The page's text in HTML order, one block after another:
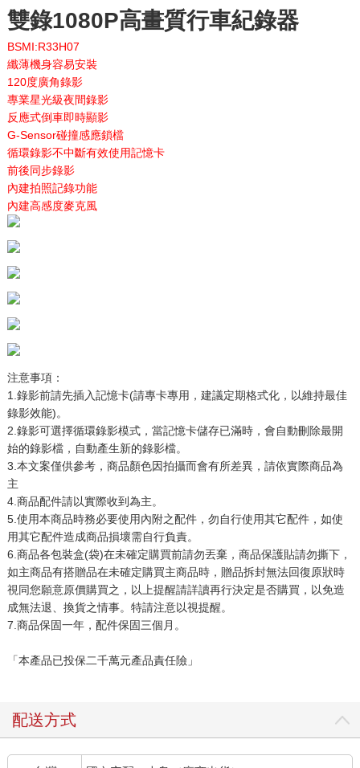
雙錄1080P高畫質行車紀錄器
BSMI:R33H07
纖薄機身容易安裝
120度廣角錄影
專業星光級夜間錄影
反應式倒車即時顯影
G-Sensor碰撞感應鎖檔
循環錄影不中斷有效使用記憶卡
前後同步錄影
內建拍照記錄功能
內建高感度麥克風
注意事項：
1.錄影前請先插入記憶卡(請專卡專用，建議定期格式化，以維持最佳
錄影效能)。
2.錄影可選擇循環錄影模式，當記憶卡儲存已滿時，會自動刪除最開
始的錄影檔，自動產生新的錄影檔。
3.本文案僅供參考，商品顏色因拍攝而會有所差異，請依實際商品為
主
4.商品配件請以實際收到為主。
5.使用本商品時務必要使用內附之配件，勿自行使用其它配件，如使
用其它配件造成商品損壞需自行負責。
6.商品各包裝盒(袋)在未確定購買前請勿丟棄，商品保護貼請勿撕下，
如主商品有搭贈品在未確定購買主商品時，贈品拆封無法回復原狀時
視同您願意原價購買之，以上提醒請詳讀再行決定是否購買，以免造
成無法退、換貨之情事。特請注意以視提醒。
7.商品保固一年，配件保固三個月。
「本產品已投保二千萬元產品責任險」
配送方式